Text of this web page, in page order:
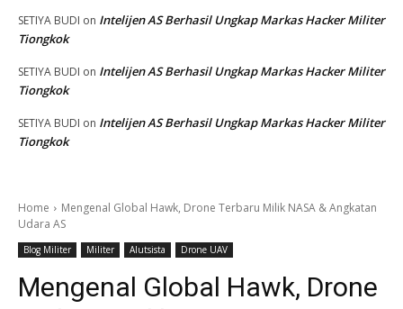
SETIYA BUDI on Intelijen AS Berhasil Ungkap Markas Hacker Militer
Tiongkok
SETIYA BUDI on Intelijen AS Berhasil Ungkap Markas Hacker Militer
Tiongkok
SETIYA BUDI on Intelijen AS Berhasil Ungkap Markas Hacker Militer
Tiongkok